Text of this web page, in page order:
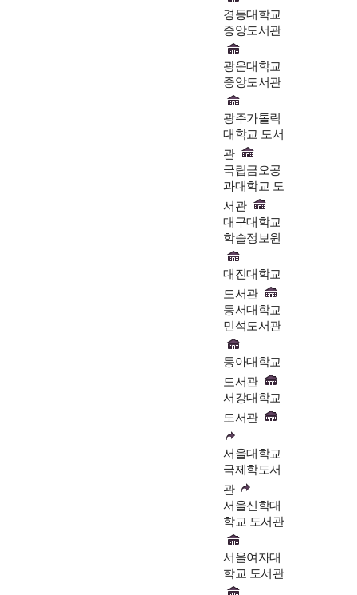
경동대학교
중앙도서관
광운대학교
중앙도서관
광주가톨릭
대학교 도서
관
국립금오공
과대학교 도
서관
대구대학교
학술정보원
대진대학교
도서관
동서대학교
민석도서관
동아대학교
도서관
서강대학교
도서관
서울대학교
국제학도서
관
서울신학대
학교 도서관
서울여자대
학교 도서관